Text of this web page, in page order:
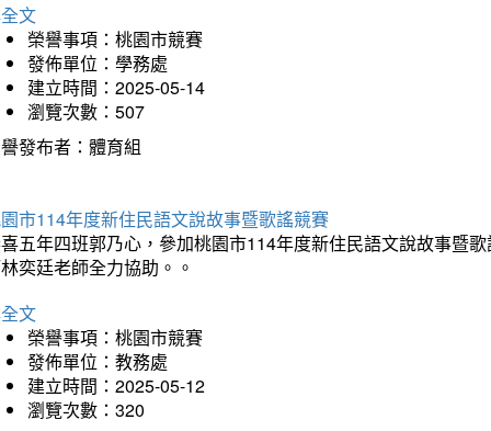
文
榮譽事項：桃園市競賽
發佈單位：學務處
建立時間：2025-05-14
瀏覽次數：507
發布者：體育組
市114年度新住民語文說故事暨歌謠競賽
五年四班郭乃心，參加桃園市114年度新住民語文說故事暨
奕廷老師全力協助。。
文
榮譽事項：桃園市競賽
發佈單位：教務處
建立時間：2025-05-12
瀏覽次數：320